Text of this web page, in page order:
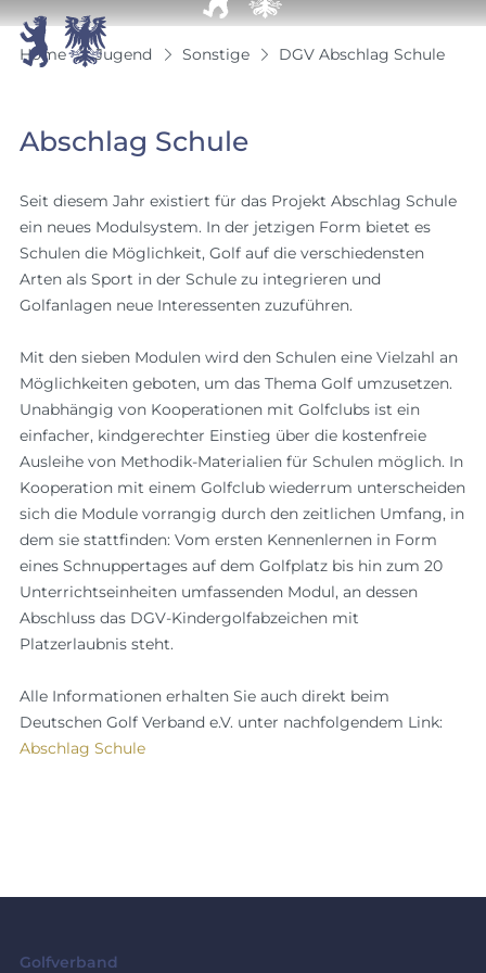
Home Jugend Sonstige DGV Abschlag Schule
Abschlag Schule
Seit diesem Jahr existiert für das Projekt Abschlag Schule
ein neues Modulsystem. In der jetzigen Form bietet es
Schulen die Möglichkeit, Golf auf die verschiedensten
Arten als Sport in der Schule zu integrieren und
Golfanlagen neue Interessenten zuzuführen.
Mit den sieben Modulen wird den Schulen eine Vielzahl an
Möglichkeiten geboten, um das Thema Golf umzusetzen.
Unabhängig von Kooperationen mit Golfclubs ist ein
einfacher, kindgerechter Einstieg über die kostenfreie
Ausleihe von Methodik-Materialien für Schulen möglich. In
Kooperation mit einem Golfclub wiederrum unterscheiden
sich die Module vorrangig durch den zeitlichen Umfang, in
dem sie stattfinden: Vom ersten Kennenlernen in Form
eines Schnuppertages auf dem Golfplatz bis hin zum 20
Unterrichtseinheiten umfassenden Modul, an dessen
Abschluss das DGV-Kindergolfabzeichen mit
Platzerlaubnis steht.
Alle Informationen erhalten Sie auch direkt beim
Deutschen Golf Verband e.V. unter nachfolgendem Link:
Abschlag Schule
Golfverband